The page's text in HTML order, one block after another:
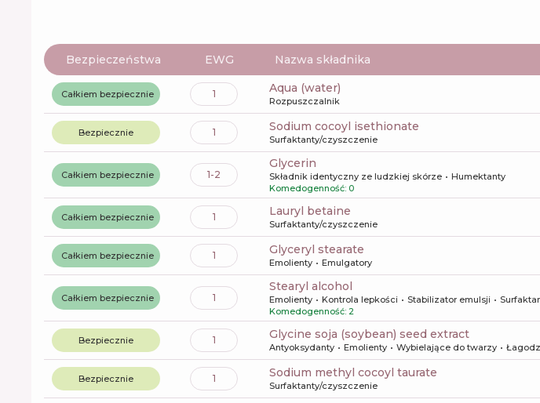
Bezpieczeństwa EWG Nazwa składnika
Całkiem bezpiecznie 1 aqua (water)
Rozpuszczalnik
Bezpiecznie 1 sodium cocoyl isethionate
Surfaktanty/czyszczenie
Całkiem bezpiecznie 1-2
glycerin
Składnik identyczny ze ludzkiej skórze
Humektanty
Komedogenność: 0
Całkiem bezpiecznie 1 lauryl betaine
Surfaktanty/czyszczenie
Całkiem bezpiecznie 1 glyceryl stearate
Emolienty Emulgatory
Całkiem bezpiecznie 1
stearyl alcohol
Emolienty Kontrola lepkości Stabilizator emulsji
Komedogenność: 2
Bezpiecznie 1 glycine soja (soybean) seed extract
Antyoksydanty Emolienty Wybielające do twarzy
Bezpiecznie 1 sodium methyl cocoyl taurate
Surfaktanty/czyszczenie